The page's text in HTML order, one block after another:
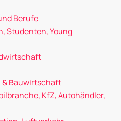
Berufe
Studenten, Young
& Bauwirtschaft
KfZ, Autohändler,